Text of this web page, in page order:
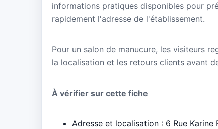
informations pratiques disponibles pour
rapidement l'adresse de l'établissement.
Pour un salon de manucure, les visiteurs
la localisation et les retours clients avant
À vérifier sur cette fiche
Adresse et localisation : 6 Rue Karine